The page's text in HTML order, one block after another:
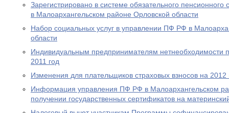
Зарегистрировано в системе обязательного
в Малоархангельском районе Орловской области
Набор социальных услуг в управлении ПФ РФ в
области
Индивидуальным предпринимателям нетнеобходимости
2011 год
Изменения для плательщиков страховых взносов на 2012
Информация управления ПФ РФ в Малоархангельском
получении государственных сертификатов на